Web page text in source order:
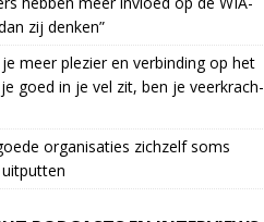
zij denken”
meer plezier en verbinding op het
je goed in je vel zit, ben je veerkrach­
organisaties zichzelf soms